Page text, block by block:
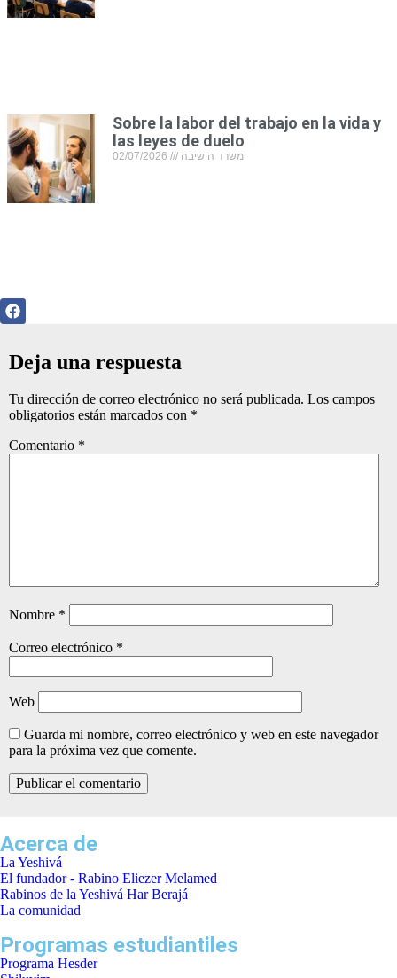
Sobre la labor del trabajo en la vida y
las leyes de duelo
משרד הישיבה 02/07/2026
Deja una respuesta
Tu dirección de correo electrónico no será publicada. Los campos
obligatorios están marcados con *
Comentario *
Nombre *
Correo electrónico *
Web
Guarda mi nombre, correo electrónico y web en este navegador
para la próxima vez que comente.
Acerca de
La Yeshivá
El fundador - Rabino Eliezer Melamed
Rabinos de la Yeshivá Har Berajá
La comunidad
Programas estudiantiles
Programa Hesder